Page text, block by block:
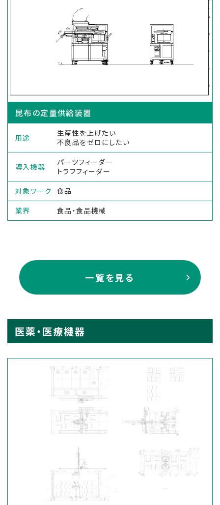
昆布の定量供給装置
用途
生産性を上げたい
不良品をゼロにしたい
導入機器
パーツフィーダー
トラフフィーダー
対象ワーク
食品
業界
食品・食品機械
一覧を見る
医薬・医療機器